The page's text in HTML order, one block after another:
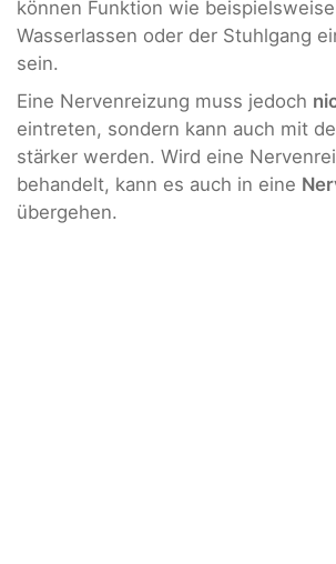
können Funktion wie
Wasserlassen oder der Stuhlgang
sein.
Eine Nervenreizung muss jedoch
eintreten, sondern kann auch mit
stärker werden. Wird eine
behandelt, kann es auch in eine
übergehen.